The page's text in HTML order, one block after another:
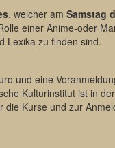
, welcher am Samstag
einer Anime-oder
Lexika zu finden sind.
und eine
Kulturinstitut ist in
Kurse und zur